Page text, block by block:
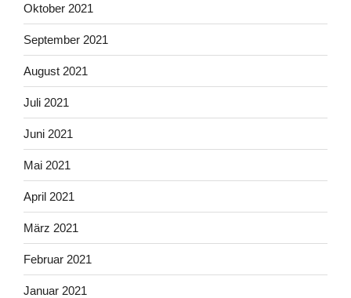
Oktober 2021
September 2021
August 2021
Juli 2021
Juni 2021
Mai 2021
April 2021
März 2021
Februar 2021
Januar 2021